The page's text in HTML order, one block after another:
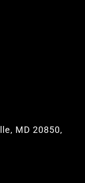
MD 20850,